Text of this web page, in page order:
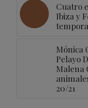
Cuatro
Ibiza y
Mónica
Pelayo
Malena
20/21